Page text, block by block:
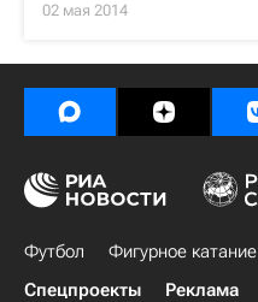
02 мая 2014
Футбол Фигурное катание
Спецпроекты
Реклама